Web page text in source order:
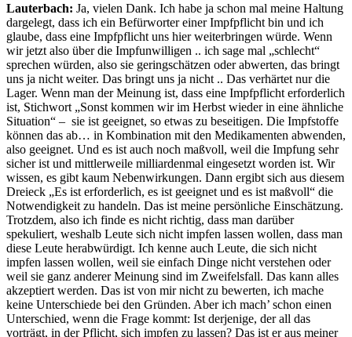
Lauterbach: Ja, vielen Dank. Ich habe ja schon mal meine Haltung
dargelegt, dass ich ein Befürworter einer Impfpflicht bin und ich
glaube, dass eine Impfpflicht uns hier weiterbringen würde. Wenn
wir jetzt also über die Impfunwilligen .. ich sage mal „schlecht“
sprechen würden, also sie geringschätzen oder abwerten, das bringt
uns ja nicht weiter. Das bringt uns ja nicht .. Das verhärtet nur die
Lager. Wenn man der Meinung ist, dass eine Impfpflicht erforderlich
ist, Stichwort „Sonst kommen wir im Herbst wieder in eine ähnliche
Situation“ – sie ist geeignet, so etwas zu beseitigen. Die Impfstoffe
können das ab… in Kombination mit den Medikamenten abwenden,
also geeignet. Und es ist auch noch maßvoll, weil die Impfung sehr
sicher ist und mittlerweile milliardenmal eingesetzt worden ist. Wir
wissen, es gibt kaum Nebenwirkungen. Dann ergibt sich aus diesem
Dreieck „Es ist erforderlich, es ist geeignet und es ist maßvoll“ die
Notwendigkeit zu handeln. Das ist meine persönliche Einschätzung.
Trotzdem, also ich finde es nicht richtig, dass man darüber
spekuliert, weshalb Leute sich nicht impfen lassen wollen, dass man
diese Leute herabwürdigt. Ich kenne auch Leute, die sich nicht
impfen lassen wollen, weil sie einfach Dinge nicht verstehen oder
weil sie ganz anderer Meinung sind im Zweifelsfall. Das kann alles
akzeptiert werden. Das ist von mir nicht zu bewerten, ich mache
keine Unterschiede bei den Gründen. Aber ich mach’ schon einen
Unterschied, wenn die Frage kommt: Ist derjenige, der all das
vorträgt, in der Pflicht, sich impfen zu lassen? Das ist er aus meiner